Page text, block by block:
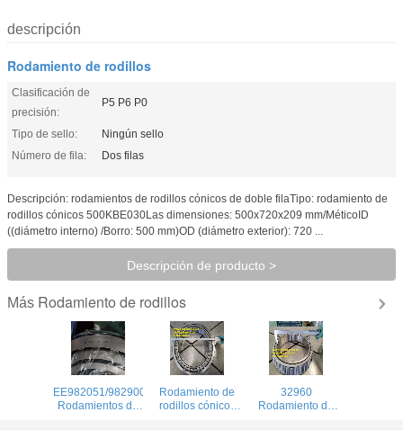
descripción
Rodamiento de rodillos
Clasificación de
precisión:
P5 P6 P0
Tipo de sello:
Ningún sello
Número de fila:
Dos filas
Descripción: rodamientos de rodillos cónicos de doble filaTipo: rodamiento de
rodillos cónicos 500KBE030Las dimensiones: 500x720x209 mm/MéticoID
((diámetro interno) /Borro: 500 mm)OD (diámetro exterior): 720 ...
Descripción de producto >
Más Rodamiento de rodillos
EE982051/982900
Rodamientos de
Rodamiento de
rodillos cónicos
32960
Rodamiento de